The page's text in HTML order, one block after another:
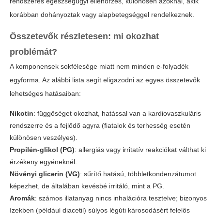
korábban dohányoztak vagy alapbetegséggel rendelkeznek.
Összetevők részletesen: mi okozhat
problémát?
A komponensek sokfélesége miatt nem minden e-folyadék
egyforma. Az alábbi lista segít eligazodni az egyes összetevők
lehetséges hatásaiban:
Nikotin: függőséget okozhat, hatással van a kardiovaszkuláris
rendszerre és a fejlődő agyra (fiatalok és terhesség esetén
különösen veszélyes).
Propilén-glikol (PG): allergiás vagy irritatív reakciókat válthat ki
érzékeny egyéneknél.
Növényi glicerin (VG): sűrítő hatású, többletkondenzátumot
képezhet, de általában kevésbé irritáló, mint a PG.
Aromák: számos illatanyag nincs inhalációra tesztelve; bizonyos
ízekben (például diacetil) súlyos légúti károsodásért felelős